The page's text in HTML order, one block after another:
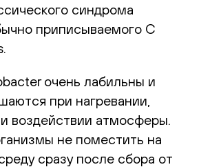
синдрома
приписываемого C
очень лабильны и
при нагревании,
воздействии атмосферы.
не поместить на
сразу после сбора от